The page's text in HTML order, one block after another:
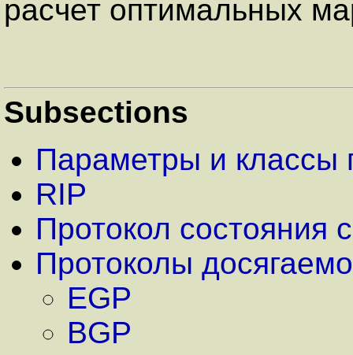
расчет оптимальных
Subsections
Параметры и классы
RIP
Протокол состояния
Протоколы
EGP
BGP